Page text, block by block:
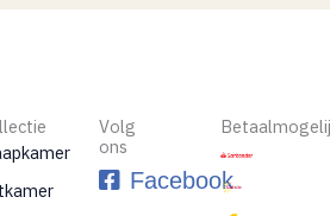
Volg
ons
Facebook